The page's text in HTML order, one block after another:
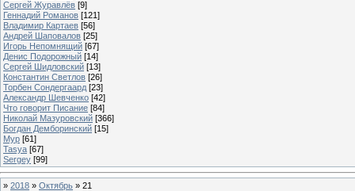
Сергей Журавлёв [9]
Геннадий Романов [121]
Владимир Картаев [56]
Андрей Шаповалов [25]
Игорь Непомнящий [67]
Денис Подорожный [14]
Сергей Шидловский [13]
Константин Светлов [26]
Торбен Сондергаард [23]
Александр Шевченко [42]
Что говорит Писание [84]
Николай Мазуровский [366]
Богдан Демборинский [15]
Мур [61]
Tasya [67]
Sergey [99]
» 2018 » Октябрь » 21